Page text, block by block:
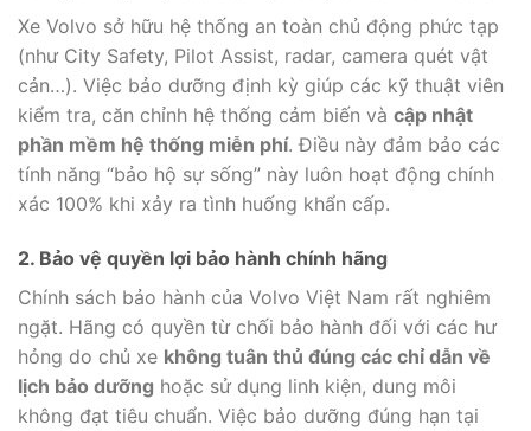
Xe Volvo sở hữu hệ thống an toàn chủ động phức tạp
(như City Safety, Pilot Assist, radar, camera quét vật
cản…). Việc bảo dưỡng định kỳ giúp các kỹ thuật viên
kiểm tra, căn chỉnh hệ thống cảm biến và cập nhật
phần mềm hệ thống miễn phí. Điều này đảm bảo các
tính năng “bảo hộ sự sống” này luôn hoạt động chính
xác 100% khi xảy ra tình huống khẩn cấp.
2. Bảo vệ quyền lợi bảo hành chính hãng
Chính sách bảo hành của Volvo Việt Nam rất nghiêm
ngặt. Hãng có quyền từ chối bảo hành đối với các hư
hỏng do chủ xe không tuân thủ đúng các chỉ dẫn về
lịch bảo dưỡng hoặc sử dụng linh kiện, dung môi
không đạt tiêu chuẩn. Việc bảo dưỡng đúng hạn tại